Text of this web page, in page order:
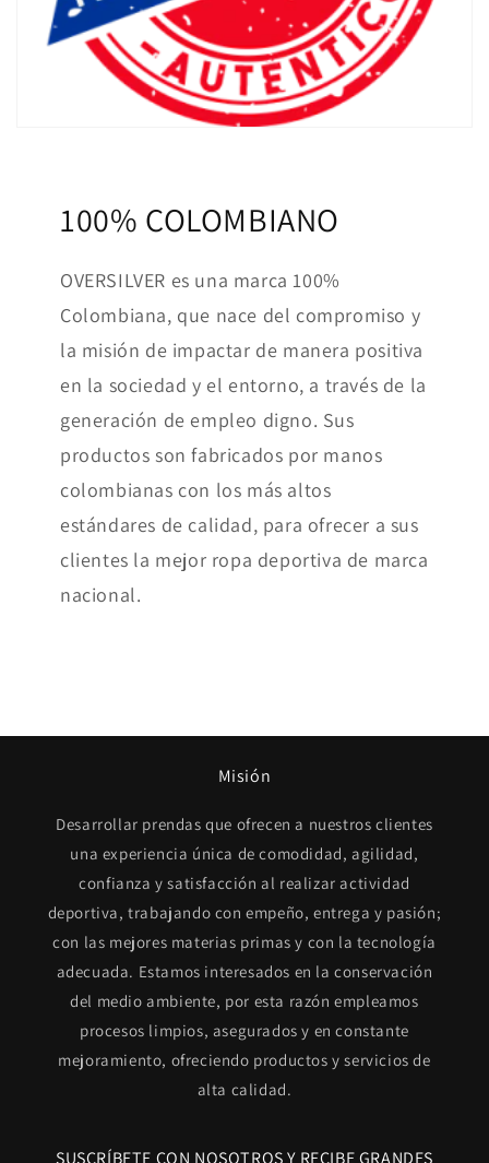
100% COLOMBIANO
OVERSILVER es una marca 100%
Colombiana, que nace del compromiso y
la misión de impactar de manera positiva
en la sociedad y el entorno, a través de la
generación de empleo digno. Sus
productos son fabricados por manos
colombianas con los más altos
estándares de calidad, para ofrecer a sus
clientes la mejor ropa deportiva de marca
nacional.
Misión
Desarrollar prendas que ofrecen a nuestros clientes
una experiencia única de comodidad, agilidad,
confianza y satisfacción al realizar actividad
deportiva, trabajando con empeño, entrega y pasión;
con las mejores materias primas y con la tecnología
adecuada. Estamos interesados en la conservación
del medio ambiente, por esta razón empleamos
procesos limpios, asegurados y en constante
mejoramiento, ofreciendo productos y servicios de
alta calidad.
SUSCRÍBETE CON NOSOTROS Y RECIBE GRANDES